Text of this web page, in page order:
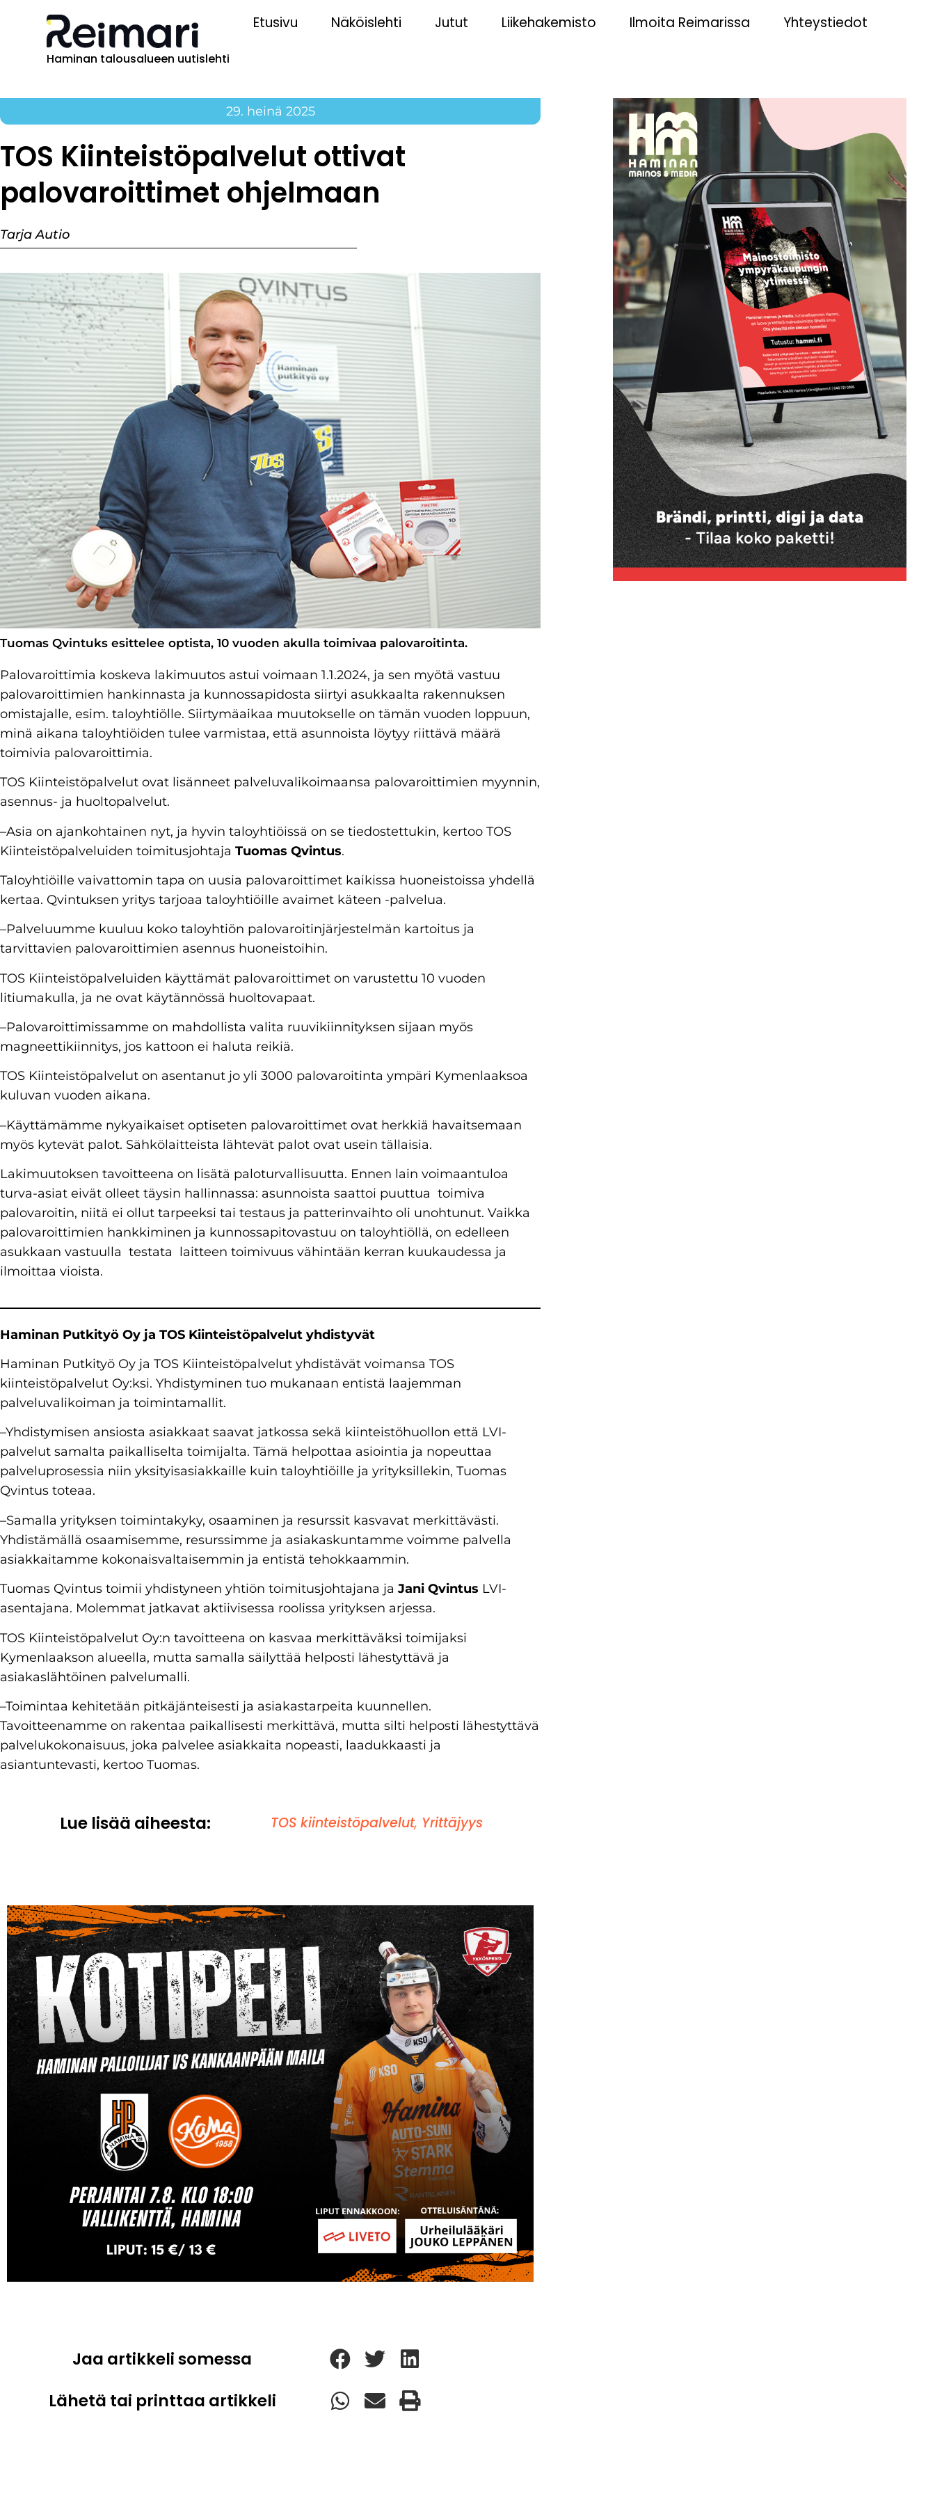
Haminan talousalueen uutislehti
Etusivu Näköislehti Jutut Liikehakemisto Ilmoita Reimarissa Yhteystiedot
29. heinä 2025
TOS Kiinteistöpalvelut ottivat
palovaroittimet ohjelmaan
Tarja Autio
Tuomas Qvintuks esittelee optista, 10 vuoden akulla toimivaa palovaroitinta.
Palovaroittimia koskeva lakimuutos astui voimaan 1.1.2024, ja sen myötä vastuu
palovaroittimien hankinnasta ja kunnossapidosta siirtyi asukkaalta rakennuksen
omistajalle, esim. taloyhtiölle. Siirtymäaikaa muutokselle on tämän vuoden loppuun,
minä aikana taloyhtiöiden tulee varmistaa, että asunnoista löytyy riittävä määrä
toimivia palovaroittimia.
TOS Kiinteistöpalvelut ovat lisänneet palveluvalikoimaansa palovaroittimien myynnin,
asennus- ja huoltopalvelut.
–Asia on ajankohtainen nyt, ja hyvin taloyhtiöissä on se tiedostettukin, kertoo TOS
Kiinteistöpalveluiden toimitusjohtaja Tuomas Qvintus.
Taloyhtiöille vaivattomin tapa on uusia palovaroittimet kaikissa huoneistoissa yhdellä
kertaa. Qvintuksen yritys tarjoaa taloyhtiöille avaimet käteen -palvelua.
–Palveluumme kuuluu koko taloyhtiön palovaroitinjärjestelmän kartoitus ja
tarvittavien palovaroittimien asennus huoneistoihin.
TOS Kiinteistöpalveluiden käyttämät palovaroittimet on varustettu 10 vuoden
litiumakulla, ja ne ovat käytännössä huoltovapaat.
–Palovaroittimissamme on mahdollista valita ruuvikiinnityksen sijaan myös
magneettikiinnitys, jos kattoon ei haluta reikiä.
TOS Kiinteistöpalvelut on asentanut jo yli 3000 palovaroitinta ympäri Kymenlaaksoa
kuluvan vuoden aikana.
–Käyttämämme nykyaikaiset optiseten palovaroittimet ovat herkkiä havaitsemaan
myös kytevät palot. Sähkölaitteista lähtevät palot ovat usein tällaisia.
Lakimuutoksen tavoitteena on lisätä paloturvallisuutta. Ennen lain voimaantuloa
turva-asiat eivät olleet täysin hallinnassa: asunnoista saattoi puuttua toimiva
palovaroitin, niitä ei ollut tarpeeksi tai testaus ja patterinvaihto oli unohtunut. Vaikka
palovaroittimien hankkiminen ja kunnossapitovastuu on taloyhtiöllä, on edelleen
asukkaan vastuulla testata laitteen toimivuus vähintään kerran kuukaudessa ja
ilmoittaa vioista.
Haminan Putkityö Oy ja TOS Kiinteistöpalvelut yhdistyvät
Haminan Putkityö Oy ja TOS Kiinteistöpalvelut yhdistävät voimansa TOS
kiinteistöpalvelut Oy:ksi. Yhdistyminen tuo mukanaan entistä laajemman
palveluvalikoiman ja toimintamallit.
–Yhdistymisen ansiosta asiakkaat saavat jatkossa sekä kiinteistöhuollon että LVI-
palvelut samalta paikalliselta toimijalta. Tämä helpottaa asiointia ja nopeuttaa
palveluprosessia niin yksityisasiakkaille kuin taloyhtiöille ja yrityksillekin, Tuomas
Qvintus toteaa.
–Samalla yrityksen toimintakyky, osaaminen ja resurssit kasvavat merkittävästi.
Yhdistämällä osaamisemme, resurssimme ja asiakaskuntamme voimme palvella
asiakkaitamme kokonaisvaltaisemmin ja entistä tehokkaammin.
Tuomas Qvintus toimii yhdistyneen yhtiön toimitusjohtajana jaJani Qvintus LVI-
asentajana. Molemmat jatkavat aktiivisessa roolissa yrityksen arjessa.
TOS Kiinteistöpalvelut Oy:n tavoitteena on kasvaa merkittäväksi toimijaksi
Kymenlaakson alueella, mutta samalla säilyttää helposti lähestyttävä ja
asiakaslähtöinen palvelumalli.
–Toimintaa kehitetään pitkäjänteisesti ja asiakastarpeita kuunnellen.
Tavoitteenamme on rakentaa paikallisesti merkittävä, mutta silti helposti lähestyttävä
palvelukokonaisuus, joka palvelee asiakkaita nopeasti, laadukkaasti ja
asiantuntevasti, kertoo Tuomas.
Lue lisää aiheesta: TOS kiinteistöpalvelut, Yrittäjyys
Jaa artikkeli somessa
Lähetä tai printtaa artikkeli